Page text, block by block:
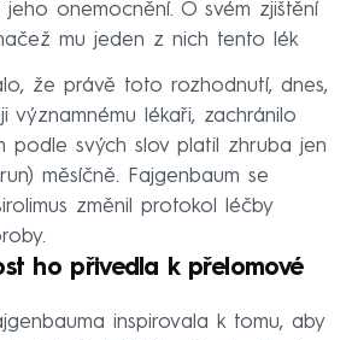
onemocnění. O svém zjištění
mu jeden z nich tento lék
že právě toto rozhodnutí, dnes,
lékaři, zachránilo
podle svých slov platil zhruba jen
měsíčně. Fajgenbaum se
změnil protokol léčby
ho přivedla k přelomové
inspirovala k tomu, aby